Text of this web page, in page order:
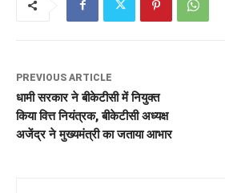
PREVIOUS ARTICLE
धामी सरकार ने बीकेटीसी में नियुक्त
किया वित्त नियंत्रक, बीकेटीसी अध्यक्ष
अजेंद्र ने मुख्यमंत्री का जताया आभार